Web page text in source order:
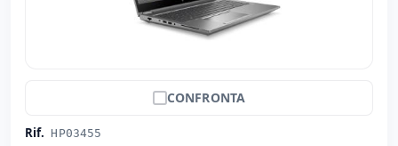
CONFRONTA
Rif. HP03455